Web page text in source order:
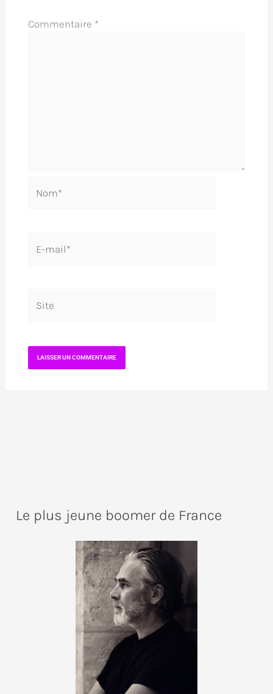
Commentaire *
mail*
Le plus jeune boomer de France